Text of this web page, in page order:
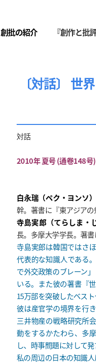
創批の紹介 『創作と批
〔対話〕 世
対話
2010年 夏号 (通卷148号)
白永瑞（ペク・ヨンソ）
幹。著書に『東アジアの
寺島実郎（てらしま・
長。多摩大学学長。著書
寺島実郎は韓国ではさ
代表的な知識人である
で外交政策のブレーン
いる。また彼の著書『
15万部を突破したベスト
彼は産官学の境界を行
三井物産の戦略研究所
動をするかたわら、多
し、時事問題に対して
私の周辺の日本の知識